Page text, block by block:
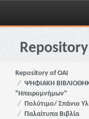
Skip
navigation
Repository of OAI
ΨΗΦΙΑΚΗ
"Ηπειρομνήμων"
Πολύτιμο/ Σπάνιο
Παλαίτυπα Βιβλία